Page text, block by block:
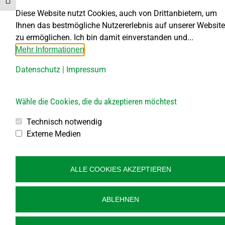
Schrift vergrößern
85. Geburtstag Franz Seidl
Wir gratulieren 2024 VonBarbara Wandl-Haider
zurück zur Übersicht „Wir gratulieren!“ Die
Seidl aus Hörmanns zum 85. Geburtstag herzlich.
Diese Website nutzt Cookies, auch von Drittanbietern, um
Ihnen das bestmögliche Nutzererlebnis auf unserer Website
zu ermöglichen. Ich bin damit einverstanden und...
Mehr Informationen
Datenschutz | Impressum
Wähle die Cookies, die du akzeptieren möchtest
Technisch notwendig
Externe Medien
ALLE COOKIES AKZEPTIEREN
ABLEHNEN